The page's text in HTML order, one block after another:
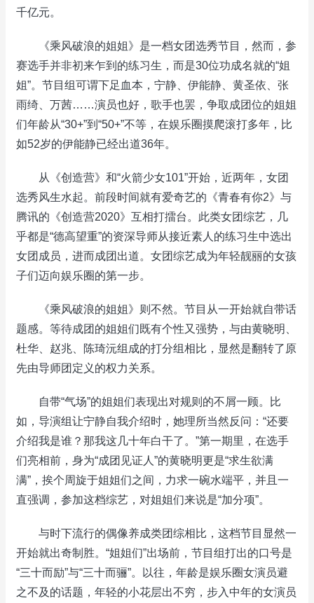
千亿元。
《乘风破浪的姐姐》是一档女团选秀节目，然而，参
赛选手并非初来乍到的练习生，而是30位功成名就的“姐
姐”。节目组可谓下足血本，宁静、伊能静、黄圣依、张
雨绮、万茜……演员也好，歌手也罢，争取成团位的姐姐
们年龄从“30+”到“50+”不等，在娱乐圈摸爬滚打多年，比
如52岁的伊能静已经出道36年。
从《创造营》和“火箭少女101”开始，近两年，女团
选秀风生水起。前段时间就有爱奇艺的《青春有你2》与
腾讯的《创造营2020》互相打擂台。此类女团综艺，几
乎都是“德高望重”的资深导师从接近素人的练习生中选出
女团成员，进而成团出道。女团综艺成为年轻靓丽的女孩
子们迈向娱乐圈的第一步。
《乘风破浪的姐姐》则不然。节目从一开始就自带话
题感。等待成团的姐姐们既有个性又强势，与由黄晓明、
杜华、赵兆、陈琦沅组成的打分组相比，显然是翻转了原
先由导师团定义的权力关系。
自带“气场”的姐姐们表现出对规则的不屑一顾。比
如，导演组让宁静自我介绍时，她理所当然反问：“还要
介绍我是谁？那我这几十年白干了。”第一期里，在选手
们亮相前，身为“成团见证人”的黄晓明更是“求生欲满
满”，挨个周旋于姐姐们之间，力求一碗水端平，并且一
直强调，参加这档综艺，对姐姐们来说是“加分项”。
与时下流行的偶像养成类团综相比，这档节目显然一
开始就出奇制胜。“姐姐们”出场前，节目组打出的口号是
“三十而励”与“三十而骊”。以往，年龄是娱乐圈女演员避
之不及的话题，年轻的小花层出不穷，步入中年的女演员